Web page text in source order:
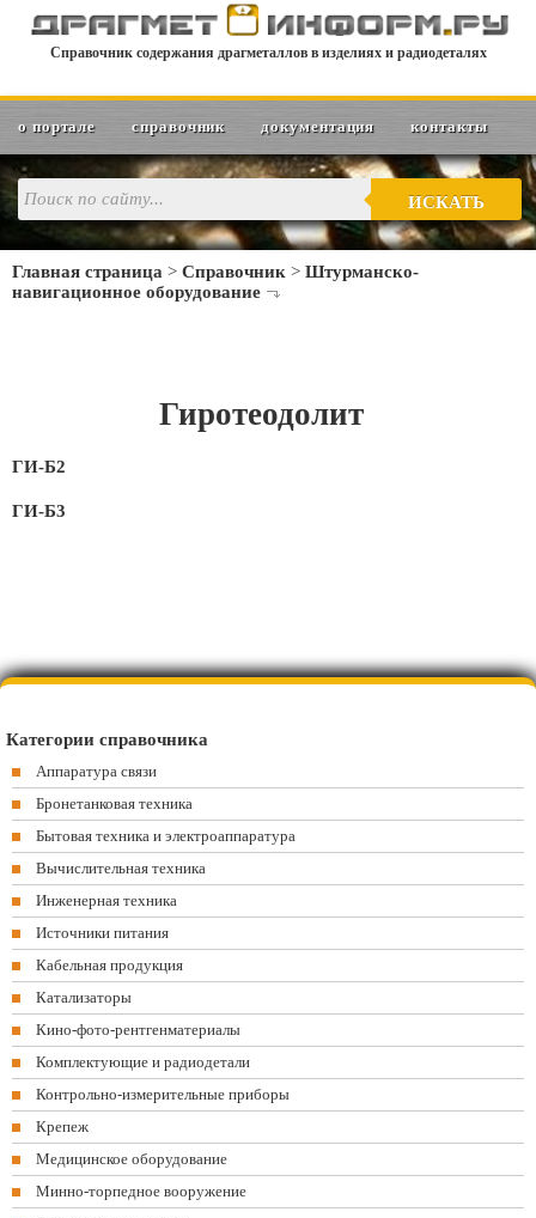
Справочник содержания драгметаллов в изделиях и радиодеталях
о портале справочник документация контакты
ИСКАТЬ
Главная страница > Справочник > Штурманско-
навигационное оборудование
Гиротеодолит
ГИ-Б2
ГИ-Б3
Категории справочника
Аппаратура связи
Бронетанковая техника
Бытовая техника и электроаппаратура
Вычислительная техника
Инженерная техника
Источники питания
Кабельная продукция
Катализаторы
Кино-фото-рентгенматериалы
Комплектующие и радиодетали
Контрольно-измерительные приборы
Крепеж
Медицинское оборудование
Минно-торпедное вооружение